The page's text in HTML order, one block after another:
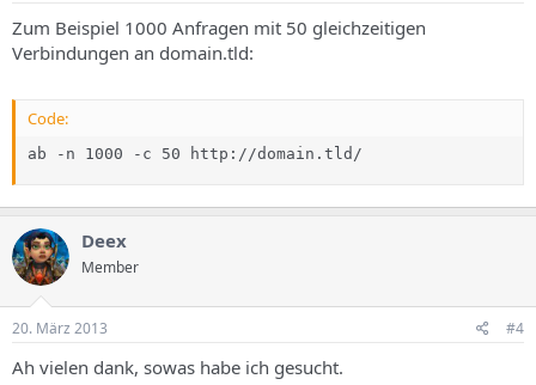
Zum Beispiel 1000 Anfragen mit 50 gleichzeitigen
Verbindungen an domain.tld:
Code:
ab -n 1000 -c 50 http://domain.tld/
Deex
Member
20. März 2013 #4
Ah vielen dank, sowas habe ich gesucht.